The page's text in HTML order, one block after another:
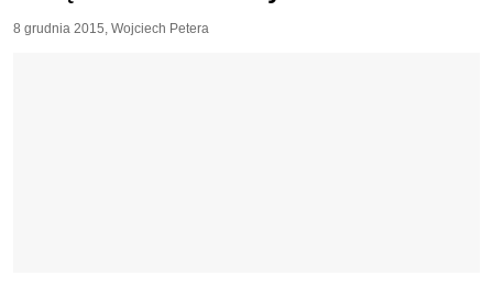
8 grudnia 2015, Wojciech Petera